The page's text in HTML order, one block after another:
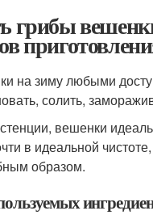
грибы
на зиму любыми
солить,
вешенки
в идеальной
образом.